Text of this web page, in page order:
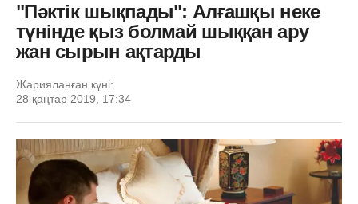
"Пәктік шықпады": Алғашқы неке
түнінде қыз болмай шыққан ару
жан сырын ақтарды
Жарияланған күні:
28 қаңтар 2019, 17:34